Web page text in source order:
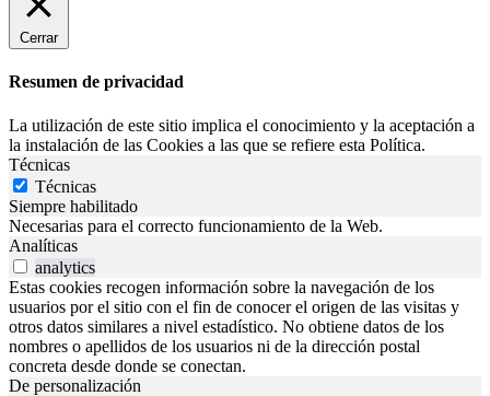
Cerrar
Resumen de privacidad
La utilización de este sitio implica el conocimiento y la aceptación a
la instalación de las Cookies a las que se refiere esta Política.
Técnicas
Técnicas
Siempre habilitado
Necesarias para el correcto funcionamiento de la Web.
Analíticas
analytics
Estas cookies recogen información sobre la navegación de los
usuarios por el sitio con el fin de conocer el origen de las visitas y
otros datos similares a nivel estadístico. No obtiene datos de los
nombres o apellidos de los usuarios ni de la dirección postal
concreta desde donde se conectan.
De personalización